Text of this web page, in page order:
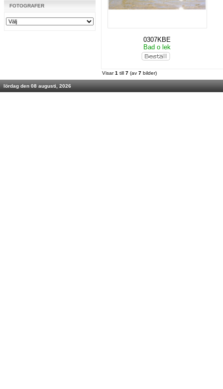
FOTOGRAFER
0307KBE
Bad o lek
Visar1 till 7 (av 7 bilder)
lördag den 08 augusti, 2026